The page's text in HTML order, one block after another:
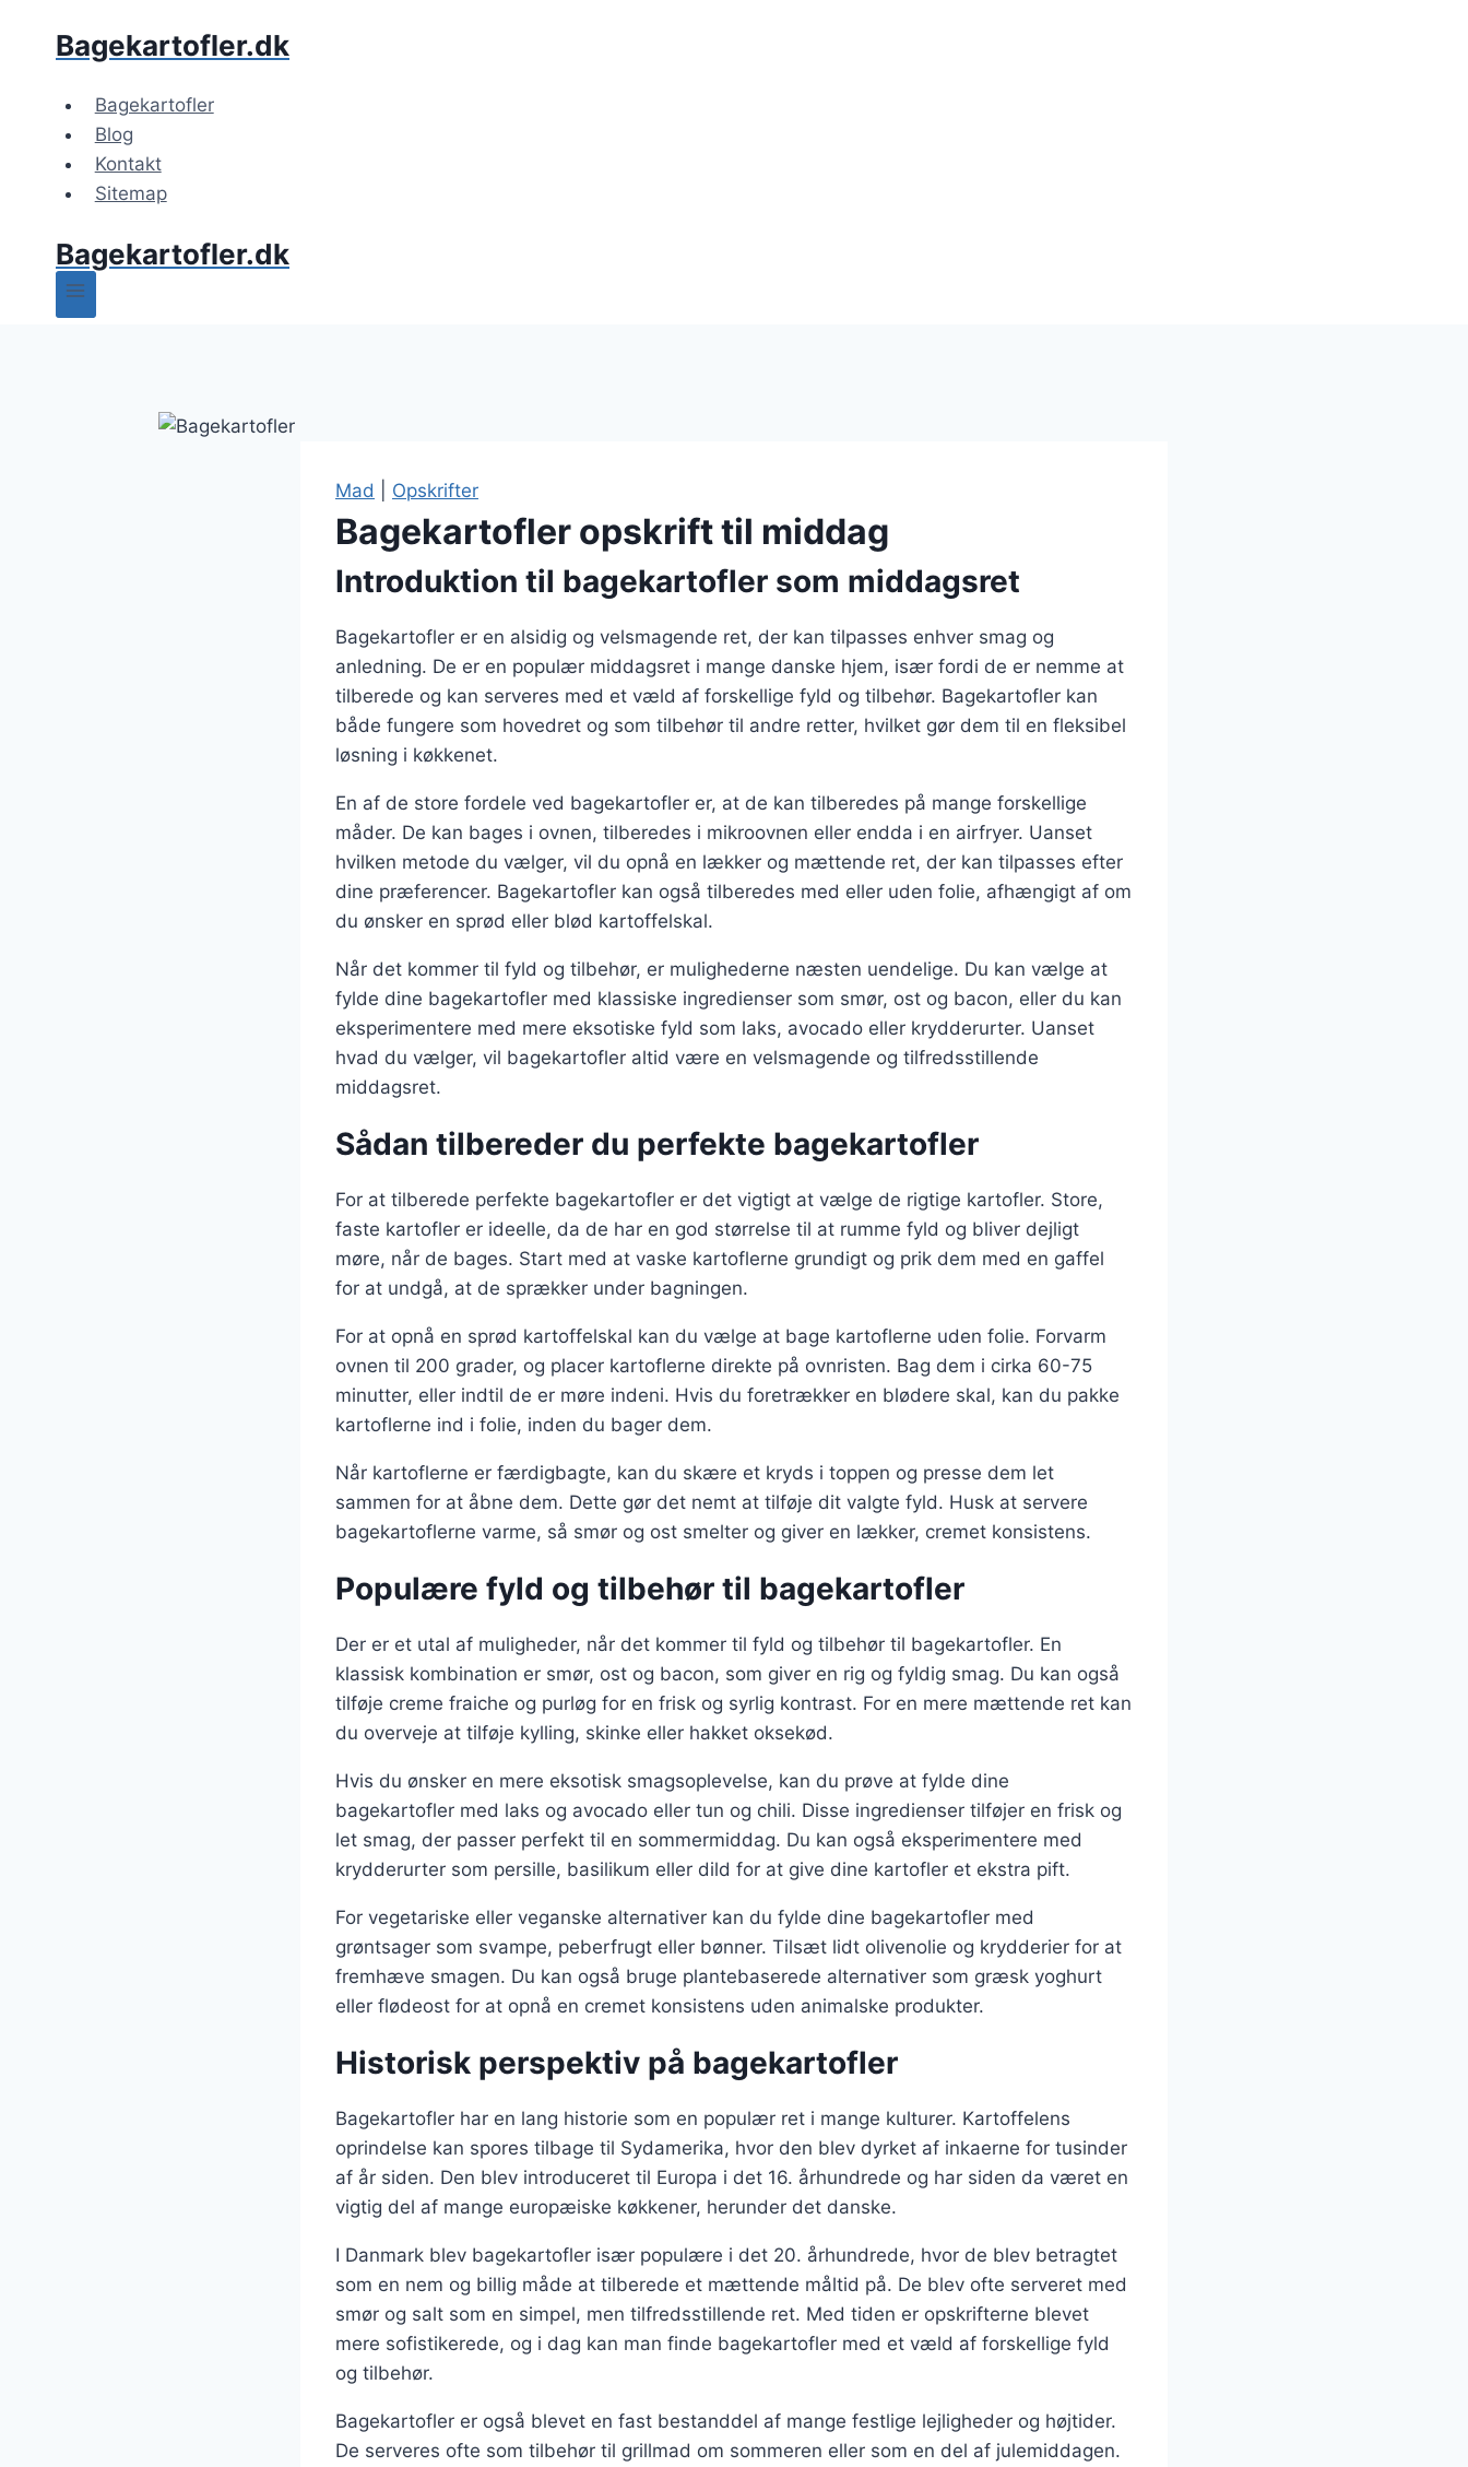
Bagekartofler.dk
Bagekartofler
Blog
Kontakt
Sitemap
Bagekartofler.dk
Mad Opskrifter
Bagekartofler opskrift til middag
Introduktion til bagekartofler som middagsret
Bagekartofler er en alsidig og velsmagende ret, der kan tilpasses enhver smag og
anledning. De er en populær middagsret i mange danske hjem, især fordi de er nemme at
tilberede og kan serveres med et væld af forskellige fyld og tilbehør. Bagekartofler kan
både fungere som hovedret og som tilbehør til andre retter, hvilket gør dem til en fleksibel
løsning i køkkenet.
En af de store fordele ved bagekartofler er, at de kan tilberedes på mange forskellige
måder. De kan bages i ovnen, tilberedes i mikroovnen eller endda i en airfryer. Uanset
hvilken metode du vælger, vil du opnå en lækker og mættende ret, der kan tilpasses efter
dine præferencer. Bagekartofler kan også tilberedes med eller uden folie, afhængigt af om
du ønsker en sprød eller blød kartoffelskal.
Når det kommer til fyld og tilbehør, er mulighederne næsten uendelige. Du kan vælge at
fylde dine bagekartofler med klassiske ingredienser som smør, ost og bacon, eller du kan
eksperimentere med mere eksotiske fyld som laks, avocado eller krydderurter. Uanset
hvad du vælger, vil bagekartofler altid være en velsmagende og tilfredsstillende
middagsret.
Sådan tilbereder du perfekte bagekartofler
For at tilberede perfekte bagekartofler er det vigtigt at vælge de rigtige kartofler. Store,
faste kartofler er ideelle, da de har en god størrelse til at rumme fyld og bliver dejligt
møre, når de bages. Start med at vaske kartoflerne grundigt og prik dem med en gaffel
for at undgå, at de sprækker under bagningen.
For at opnå en sprød kartoffelskal kan du vælge at bage kartoflerne uden folie. Forvarm
ovnen til 200 grader, og placer kartoflerne direkte på ovnristen. Bag dem i cirka 60-75
minutter, eller indtil de er møre indeni. Hvis du foretrækker en blødere skal, kan du pakke
kartoflerne ind i folie, inden du bager dem.
Når kartoflerne er færdigbagte, kan du skære et kryds i toppen og presse dem let
sammen for at åbne dem. Dette gør det nemt at tilføje dit valgte fyld. Husk at servere
bagekartoflerne varme, så smør og ost smelter og giver en lækker, cremet konsistens.
Populære fyld og tilbehør til bagekartofler
Der er et utal af muligheder, når det kommer til fyld og tilbehør til bagekartofler. En
klassisk kombination er smør, ost og bacon, som giver en rig og fyldig smag. Du kan også
tilføje creme fraiche og purløg for en frisk og syrlig kontrast. For en mere mættende ret kan
du overveje at tilføje kylling, skinke eller hakket oksekød.
Hvis du ønsker en mere eksotisk smagsoplevelse, kan du prøve at fylde dine
bagekartofler med laks og avocado eller tun og chili. Disse ingredienser tilføjer en frisk og
let smag, der passer perfekt til en sommermiddag. Du kan også eksperimentere med
krydderurter som persille, basilikum eller dild for at give dine kartofler et ekstra pift.
For vegetariske eller veganske alternativer kan du fylde dine bagekartofler med
grøntsager som svampe, peberfrugt eller bønner. Tilsæt lidt olivenolie og krydderier for at
fremhæve smagen. Du kan også bruge plantebaserede alternativer som græsk yoghurt
eller flødeost for at opnå en cremet konsistens uden animalske produkter.
Historisk perspektiv på bagekartofler
Bagekartofler har en lang historie som en populær ret i mange kulturer. Kartoffelens
oprindelse kan spores tilbage til Sydamerika, hvor den blev dyrket af inkaerne for tusinder
af år siden. Den blev introduceret til Europa i det 16. århundrede og har siden da været en
vigtig del af mange europæiske køkkener, herunder det danske.
I Danmark blev bagekartofler især populære i det 20. århundrede, hvor de blev betragtet
som en nem og billig måde at tilberede et mættende måltid på. De blev ofte serveret med
smør og salt som en simpel, men tilfredsstillende ret. Med tiden er opskrifterne blevet
mere sofistikerede, og i dag kan man finde bagekartofler med et væld af forskellige fyld
og tilbehør.
Bagekartofler er også blevet en fast bestanddel af mange festlige lejligheder og højtider.
De serveres ofte som tilbehør til grillmad om sommeren eller som en del af julemiddagen.